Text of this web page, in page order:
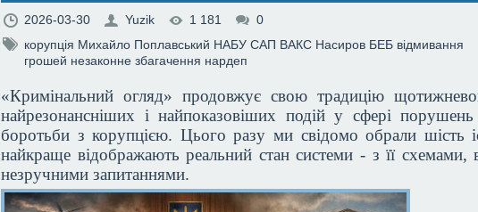
2026-03-30 Yuzik 1 181 0
корупція Михайло Поплавський НАБУ САП ВАКС Насиров БЕБ відмивання
грошей незаконне збагачення нардеп
«Кримінальний огляд» продовжує свою традицію
найрезонансніших і найпоказовіших подій у сфері
боротьби з корупцією. Цього разу ми свідомо обрали шість
найкраще відображають реальний стан системи - з її схемами,
незручними запитаннями.